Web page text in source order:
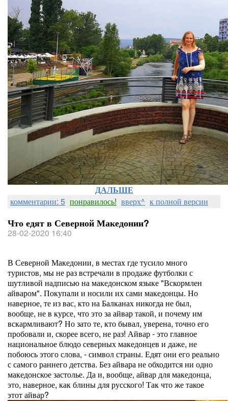
ДАЛЬШЕ
комментарии: 5 понравилось! вверх^ к полной версии
Что едят в Северной Македонии?
28-02-2020 16:40
В Северной Македонии, в местах где тусило много
туристов, мы не раз встречали в продаже футболки с
шутливой надписью на македонском языке "Вскормлен
айваром". Покупали и носили их сами македонцы. Но
наверное, те из вас, кто на Балканах никогда не был,
вообще, не в курсе, что это за айвар такой, и почему им
вскармливают? Но зато те, кто бывал, уверена, точно его
пробовали и, скорее всего, не раз! Айвар - это главное
национальное блюдо северных македонцев и даже, не
побоюсь этого слова, - символ страны. Едят они его реально
с самого раннего детства. Без айвара не обходится ни одно
македонское застолье. Да и, вообще, айвар для македонца,
это, наверное, как блины для русского! Так что же такое
этот айвар?